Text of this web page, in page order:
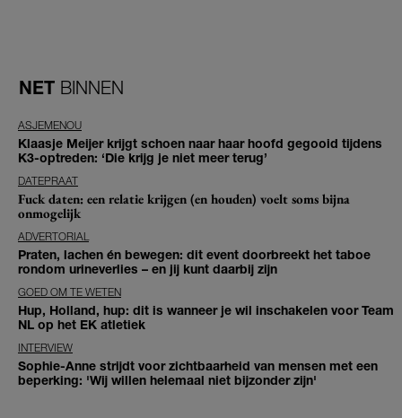
NET BINNEN
ASJEMENOU
Klaasje Meijer krijgt schoen naar haar hoofd gegooid tijdens
K3-optreden: ‘Die krijg je niet meer terug’
DATEPRAAT
Fuck daten: een relatie krijgen (en houden) voelt soms bijna
onmogelijk
ADVERTORIAL
Praten, lachen én bewegen: dit event doorbreekt het taboe
rondom urineverlies – en jij kunt daarbij zijn
GOED OM TE WETEN
Hup, Holland, hup: dit is wanneer je wil inschakelen voor Team
NL op het EK atletiek
INTERVIEW
Sophie-Anne strijdt voor zichtbaarheid van mensen met een
beperking: 'Wij willen helemaal niet bijzonder zijn'